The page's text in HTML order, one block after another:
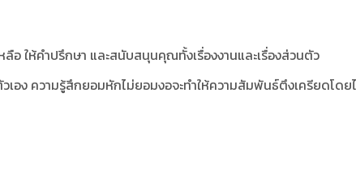
ให้คำปรึกษา และสนับสนุนคุณทั้งเรื่องงานและเรื่องส่วนตัว
วเอง ความรู้สึกยอมหักไม่ยอมงอจะทำให้ความสัมพันธ์ตึงเครียดโดย